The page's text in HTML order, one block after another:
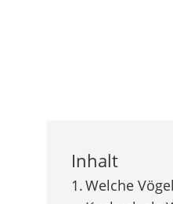
Inhalt
Welche